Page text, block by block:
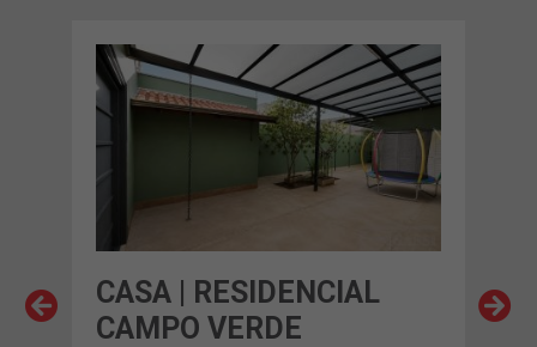
CASA | RESIDENCIAL
CAMPO VERDE